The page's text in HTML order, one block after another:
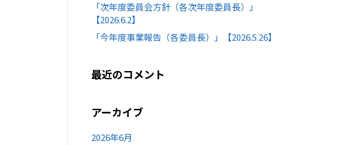
「次年度委員会方針（各次年度委員長）」
【2026.6.2】
「今年度事業報告（各委員長）」【2026.5.26】
最近のコメント
アーカイブ
2026年6月